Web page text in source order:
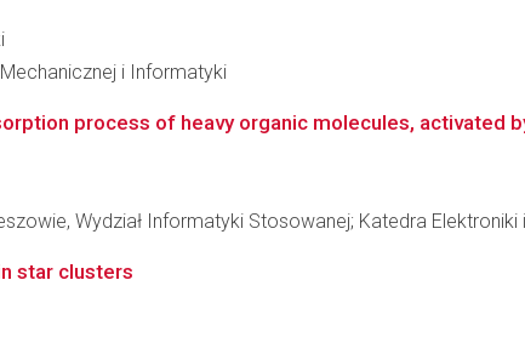
i Informatyki
process of heavy organic molecules, activated
Wydział Informatyki Stosowanej; Katedra Elektroniki
star clusters